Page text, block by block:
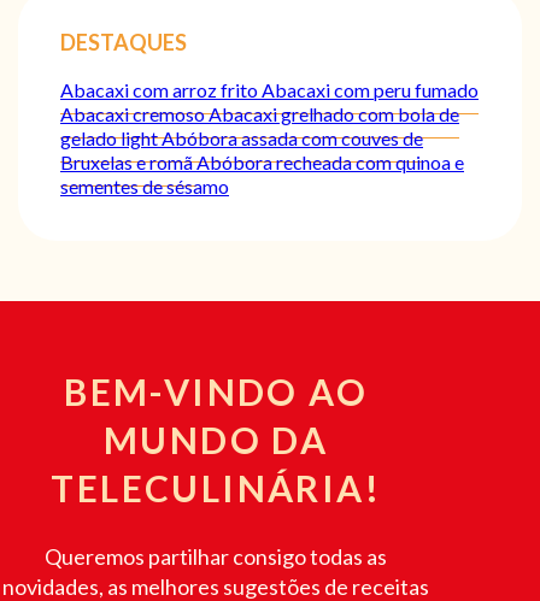
DESTAQUES
Abacaxi com arroz frito Abacaxi com peru fumado
Abacaxi cremosoAbacaxi grelhado com bola de
gelado lightAbóbora assada com couves de
Bruxelas e romãAbóbora recheada com quinoa e
sementes de sésamo
BEM-VINDO AO
MUNDO DA
TELECULINÁRIA!
Queremos partilhar consigo todas as
novidades, as melhores sugestões de receitas